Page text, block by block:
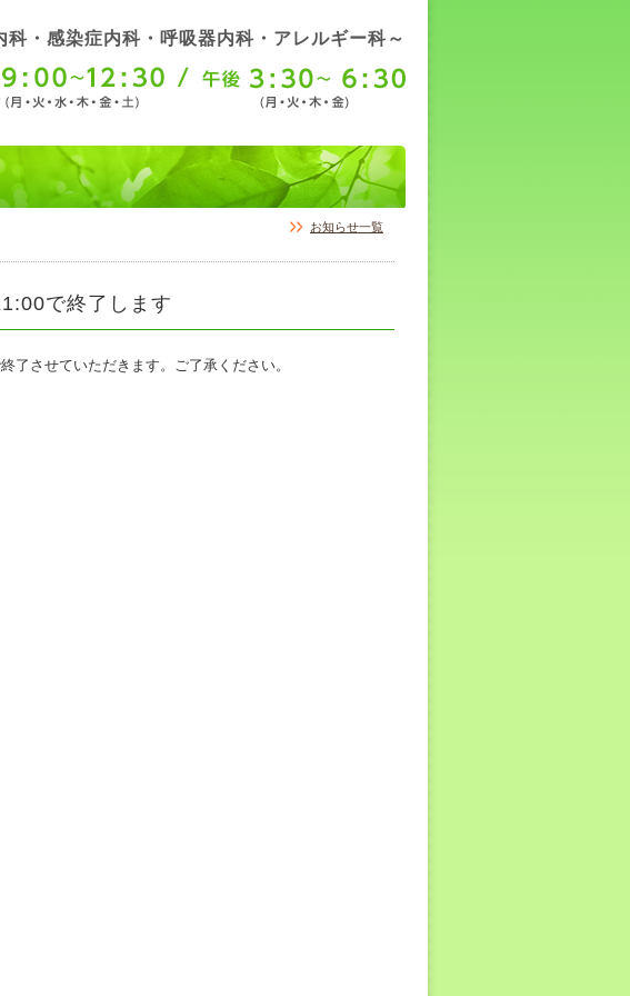
科・感染症内科・呼吸器内科・アレルギー科～
お知らせ一覧
で終了します
了させていただきます。ご了承ください。